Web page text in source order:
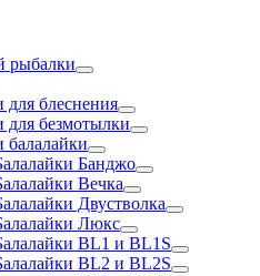
рыбалки
для блеснения
для безмотылки
балалайки
Банджо
Вечка
Двустволка
Люкс
BL1 и BL1S
BL2 и BL2S